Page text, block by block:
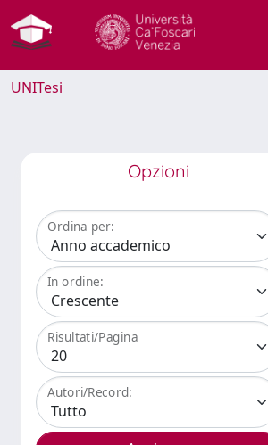
UNITesi
Opzioni
Ordina per:
In ordine:
Risultati/Pagina
Autori/Record: